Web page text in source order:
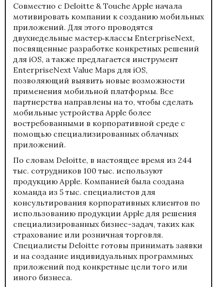
Совместно с Deloitte & Touche Apple начала
мотивировать компании к созданию мобильных
приложений. Для этого проводятся
двухнедельные мастер‑классы EnterpriseNext,
посвященные разработке конкретных решений
для iOS, а также предлагается инструмент
EnterpriseNext Value Maps для iOS,
позволяющий выявить новые возможности
применения мобильной платформы. Все
партнерства направлены на то, чтобы сделать
мобильные устройства Apple более
востребованными в корпоративной среде с
помощью специализированных облачных
приложений.
По словам Deloitte, в настоящее время из 244
тыс. сотрудников 100 тыс. используют
продукцию Apple. Компанией была создана
команда из 5 тыс. специалистов для
консультирования корпоративных клиентов по
использованию продукции Apple для решения
специализированных бизнес-задач, таких как
страхование или розничная торговля.
Специалисты Deloitte готовы принимать заявки
и на создание индивидуальных программных
приложений под конкретные цели того или
иного бизнеса.